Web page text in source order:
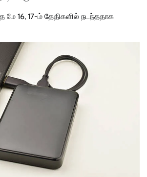
மே 16, 17-ம் தேதிகளில் நடந்ததாக